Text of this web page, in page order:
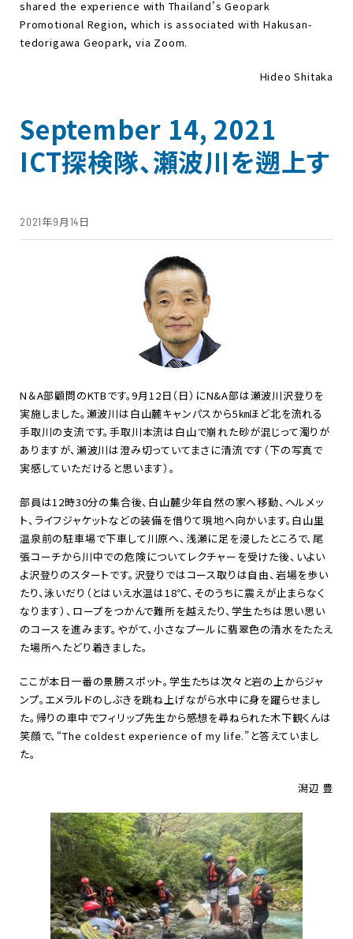
shared the experience with Thailand’s Geopark
Promotional Region, which is associated with Hakusan-
tedorigawa Geopark, via Zoom.
Hideo Shitaka
September 14, 2021
ICT探検隊、瀬波川を遡上す
2021年9月14日
N ＆A部顧問のKTBです。9月 12日（日）にN&A部は瀬波川沢登りを
実施しました。瀬波川は白山麓キャンパスから5㎞ほど北を流れる
手取川の支流です。手取川本流は白山で崩れた砂が混じって濁りが
ありますが、瀬波川は澄み切っていてまさに清流です（下の写真で
実感していただけると思います）。
部員は12時30分の集合後、白山麓少年自然の家へ移動、ヘルメッ
ト、ライフジャケットなどの装備を借りて現地へ向かいます。白山里
温泉前の駐車場で下車して川原へ、浅瀬に足を浸したところで、尾
張コーチから川中での危険についてレクチャーを受けた後、いよい
よ沢登りのスタートです。沢登りではコース取りは自由、岩場を歩い
たり、泳いだり（とはいえ水温は18℃、そのうちに震えが止まらなく
なります）、ロープをつかんで難所を越えたり、学生たちは思い思い
のコースを進みます。やがて、小さなプールに翡翠色の清水をたたえ
た場所へたどり着きました。
ここが本日一番の景勝スポット。学生たちは次々と岩の上からジャ
ンプ。エメラルドのしぶきを跳ね上げながら水中に身を躍らせまし
た。帰りの車中でフィリップ先生から感想を尋ねられた木下観くんは
笑顔で、“The coldest experience of my life.”と答えていまし
た。
潟辺 豊